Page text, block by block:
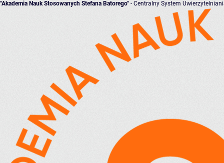
"Akademia Nauk Stosowanych Stefana Batorego" - Centralny System